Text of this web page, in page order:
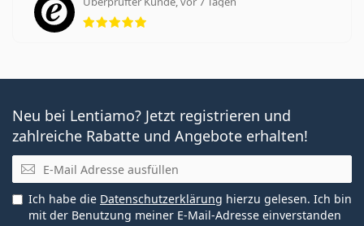
Bewertung 5 aus 5
Neu bei Lentiamo? Jetzt registrieren und
zahlreiche Rabatte und Angebote erhalten!
E-Mail
Ich habe die Datenschutzerklärung hierzu gelesen. Ich bin
mit der Benutzung meiner E-Mail-Adresse einverstanden